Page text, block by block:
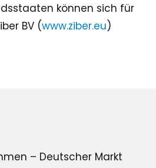
können sich für
BV (www.ziber.eu)
– Deutscher Markt